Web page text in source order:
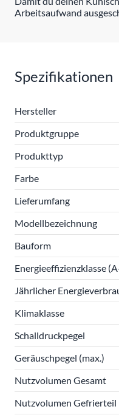
Arbeitsaufwand
Spezifikationen
Hersteller
Produktgruppe
Produkttyp
Farbe
Lieferumfang
Modellbezeichnung
Bauform
Energieeffizienzklasse
Jährlicher
Klimaklasse
Schalldruckpegel
Geräuschpegel (max.)
Nutzvolumen Gesamt
Nutzvolumen Gefrierteil